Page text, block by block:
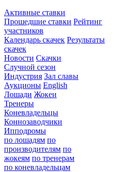
Активные ставки
Прошедшие ставки Рейтинг
участников
Календарь скачек Результаты
скачек
Новости Скачки
Случной сезон
Индустрия Зал славы
Аукционы English
Лошади Жокеи
Тренеры
Коневладельцы
Коннозаводчики
Ипподромы
по лошадям по
производителям по
жокеям по тренерам
по коневладельцам